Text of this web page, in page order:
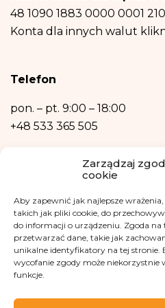
Zarządzaj
cookie
Aby zapewnić jak najlepsze
takich jak pliki cookie, do
do informacji o urządzeniu. Zgoda
przetwarzać dane, takie jak
unikalne identyfikatory na tej stronie.
wycofanie zgody może niekorzystnie
funkcje.
danych, prawo wniesienia sprzeciwu,
Ochrony Danych Osobowych, w razie
Podanie danych osobowych jest
również w formie profilowania.
48 1090 1883 0000 0001
Konta dla innych walut
Telefon
pon. – pt. 9:00 – 18:00
+48 533 365 505
kontakt@fundacjakasisi.pl
Inspektor Danych
Klaudia Kwiatkowska
iod@fundacjakasisi.pl